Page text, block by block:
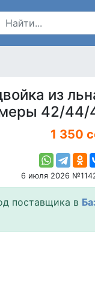
из
42/44/
1 350
6 июля 2026
поставщика в